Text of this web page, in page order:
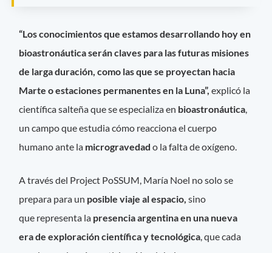
“Los conocimientos que estamos desarrollando hoy en
bioastronáutica serán claves para las futuras misiones
de larga duración, como las que se proyectan hacia
Marte o estaciones permanentes en la Luna”, explicó la
científica salteña que se especializa en bioastronáutica,
un campo que estudia cómo reacciona el cuerpo
humano ante la microgravedado la falta de oxígeno.
A través del Project PoSSUM, María Noel no solo se
prepara para un posible viaje al espacio, sino
que representa la presencia argentina en una nueva
era de exploración científica y tecnológica, que cada